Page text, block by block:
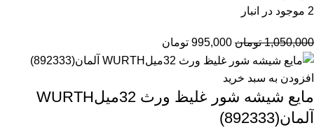
2 موجود در انبار
1,050,000 تومان 995,000 تومان
افزودن به سبد خرید
مایع شیشه شور غلیظ ورث 32میلWURTH
آلمان(892333)